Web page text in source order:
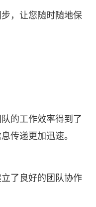
，让您随时随地保
的工作效率得到了
传递更加迅速。
了良好的团队协作